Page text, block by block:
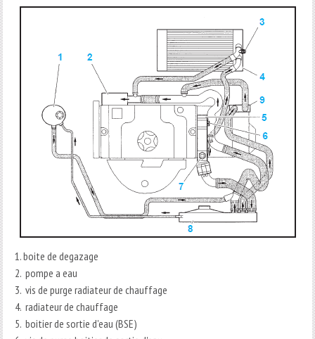
boite de degazage
pompe a eau
vis de purge radiateur de chauffage
radiateur de chauffage
boitier de sortie d'eau (BSE)